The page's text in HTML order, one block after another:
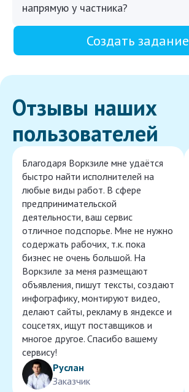
напрямую у частника?
Создать задание
Отзывы наших
пользователей
Благодаря Воркзиле мне удаётся
быстро найти исполнителей на
любые виды работ. В сфере
предпринимательской
деятельности, ваш сервис
отличное подспорье. Мне не нужно
содержать рабочих, т.к. пока
бизнес не очень большой. На
Воркзиле за меня размещают
объявления, пишут тексты, создают
инфографику, монтируют видео,
делают сайты, рекламу в яндексе и
соцсетях, ищут поставщиков и
многое другое. Спасибо вашему
сервису!
Руслан
Заказчик